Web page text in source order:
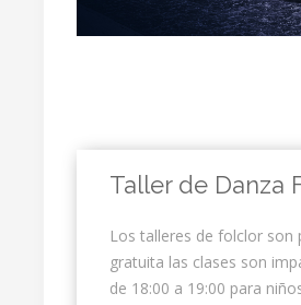
Taller de Danza
Los talleres de folclor
gratuita las clases son
de 18:00 a 19:00 para